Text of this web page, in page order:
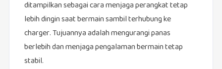
ditampilkan sebagai cara menjaga perangkat tetap
lebih dingin saat bermain sambil terhubung ke
charger. Tujuannya adalah mengurangi panas
berlebih dan menjaga pengalaman bermain tetap
stabil.